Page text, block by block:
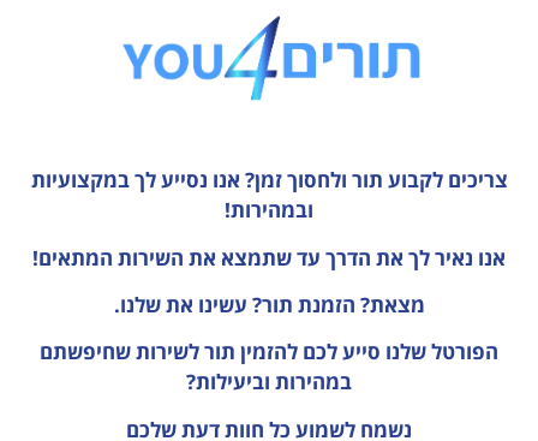
צריכים לקבוע תור ולחסוך זמן? אנו נסייע לך במקצועיות
ובמהירות!
אנו נאיר לך את הדרך עד שתמצא את השירות המתאים!
מצאת? הזמנת תור? עשינו את שלנו.
הפורטל שלנו סייע לכם להזמין תור לשירות שחיפשתם
במהירות וביעילות?
נשמח לשמוע כל חוות דעתשלכם